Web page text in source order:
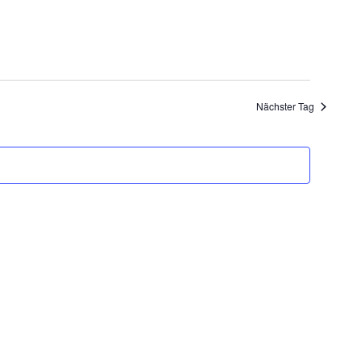
Nächster Tag